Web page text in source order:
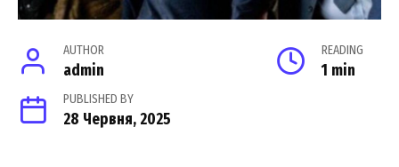
AUTHOR
admin
READING
1 min
PUBLISHED BY
28 Червня, 2025